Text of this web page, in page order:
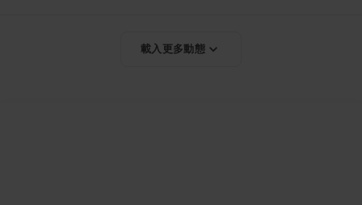
載入更多動態